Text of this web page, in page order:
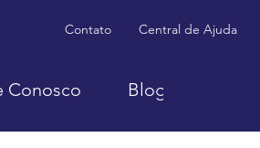
Contato Central de Ajuda
Conosco Blog